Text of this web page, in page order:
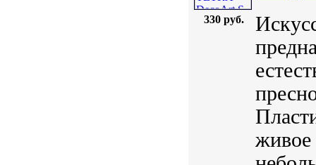
330 руб.
живое